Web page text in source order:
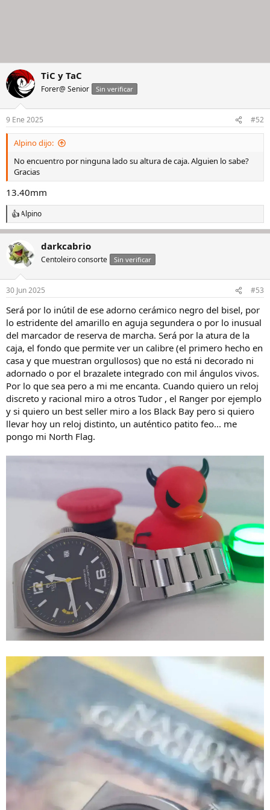
TiC y TaC
Forer@ Senior Sin verificar
9 Ene 2025 #52
Alpino dijo:
No encuentro por ninguna lado su altura de caja. Alguien lo sabe?
Gracias
13.40mm
R
e
a
c
c
e
:
Alpino
darkcabrio
Centoleiro consorte Sin verificar
30 Jun 2025 #53
Será por lo inútil de ese adorno cerámico negro del bisel, por
lo estridente del amarillo en aguja segundera o por lo inusual
del marcador de reserva de marcha. Será por la atura de la
caja, el fondo que permite ver un calibre (el primero hecho en
casa y que muestran orgullosos) que no está ni decorado ni
adornado o por el brazalete integrado con mil ángulos vivos.
Por lo que sea pero a mi me encanta. Cuando quiero un reloj
discreto y racional miro a otros Tudor , el Ranger por ejemplo
y si quiero un best seller miro a los Black Bay pero si quiero
llevar hoy un reloj distinto, un auténtico patito feo... me
pongo mi North Flag.